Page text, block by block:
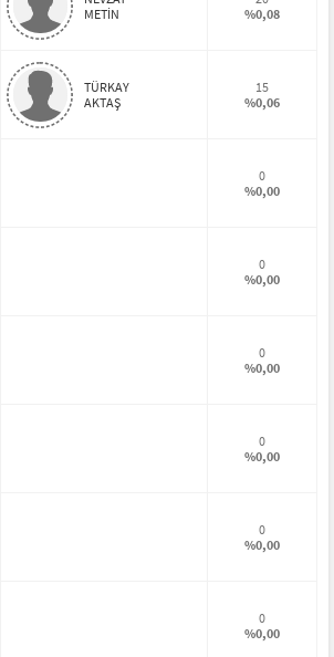
METİN
%0,08
TÜRKAY
AKTAŞ
15
%0,06
0
%0,00
0
%0,00
0
%0,00
0
%0,00
0
%0,00
0
%0,00